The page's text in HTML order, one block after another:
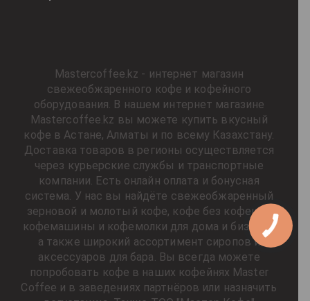
Mastercoffee.kz - интернет магазин
свежеобжаренного кофе и кофейного
оборудования. В нашем интернет магазине
Mastercoffee.kz вы можете купить вкусный
кофе в Астане, Алматы и по всему Казахстану.
Доставка товаров в регионы осуществляется
через курьерские службы и транспортные
компании. Есть онлайн оплата и бонусная
система. У нас вы найдёте свежеобжаренный
зерновой и молотый кофе, кофе без кофеина,
кофемашины и кофемолки для дома и бизнеса,
а также широкий ассортимент сиропов и
аксессуаров для бара. Вы всегда можете
попробовать кофе в наших кофейнях Master
Coffee и в заведениях партнёров или назначить